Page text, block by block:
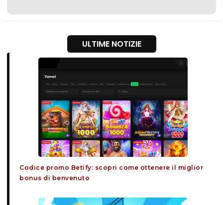
ULTIME NOTIZIE
Codice promo Betify: scopri come ottenere il miglior
bonus di benvenuto